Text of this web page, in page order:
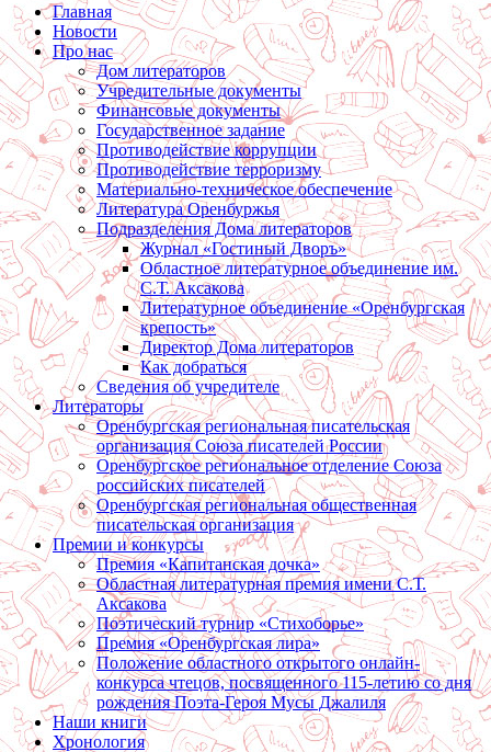
Главная
Новости
Про нас
Дом литераторов
Учредительные документы
Финансовые документы
Государственное задание
Противодействие коррупции
Противодействие терроризму
Материально-техническое обеспечение
Литература Оренбуржья
Подразделения Дома литераторов
Журнал «Гостиный Дворъ»
Областное литературное объединение им.
С.Т. Аксакова
Литературное объединение «Оренбургская
крепость»
Директор Дома литераторов
Как добраться
Сведения об учредителе
Литераторы
Оренбургская региональная писательская
организация Союза писателей России
Оренбургское региональное отделение Союза
российских писателей
Оренбургская региональная общественная
писательская организация
Премии и конкурсы
Премия «Капитанская дочка»
Областная литературная премия имени С.Т.
Аксакова
Поэтический турнир «Стихоборье»
Премия «Оренбургская лира»
Положение областного открытого онлайн-
конкурса чтецов, посвященного 115-летию со дня
рождения Поэта-Героя Мусы Джалиля
Наши книги
Хронология